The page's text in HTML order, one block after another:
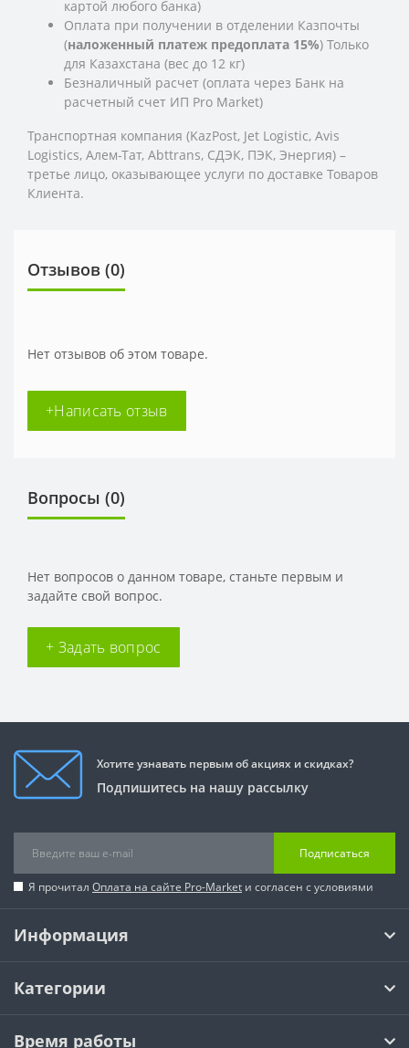
картой любого банка)
Оплата при получении в отделении Казпочты
(наложенный платеж предоплата 15%) Только
для Казахстана (вес до 12 кг)
Безналичный расчет (оплата через Банк на
расчетный счет ИП Pro Market)
Транспортная компания (KazPost, Jet Logistic, Avis
Logistics, Алем-Тат, Abttrans, СДЭК, ПЭК, Энергия) –
третье лицо, оказывающее услуги по доставке Товаров
Клиента.
Отзывов (0)
Нет отзывов об этом товаре.
+Написать отзыв
Вопросы (0)
Нет вопросов о данном товаре, станьте первым и
задайте свой вопрос.
+ Задать вопрос
Хотите узнавать первым об акциях и скидках?
Подпишитесь на нашу рассылку
Подписаться
Я прочитал Оплата на сайте Pro-Market и согласен с условиями
Информация
Категории
Время работы